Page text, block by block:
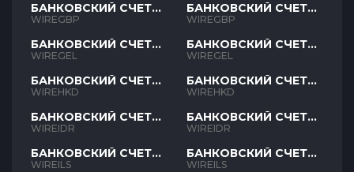
БАНКОВСКИЙ СЧЕТ
GBP
WIREGBP
БАНКОВСКИЙ СЧЕТ
GEL
WIREGEL
БАНКОВСКИЙ СЧЕТ
HKD
WIREHKD
БАНКОВСКИЙ СЧЕТ
IDR
WIREIDR
БАНКОВСКИЙ СЧЕТ
ILS
WIREILS
БАНКОВСКИЙ СЧЕТ
GBP
WIREGBP
БАНКОВСКИЙ СЧЕТ
GEL
WIREGEL
БАНКОВСКИЙ СЧЕТ
HKD
WIREHKD
БАНКОВСКИЙ СЧЕТ
IDR
WIREIDR
БАНКОВСКИЙ СЧЕТ
ILS
WIREILS